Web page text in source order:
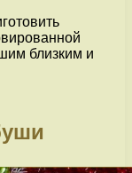
близким и